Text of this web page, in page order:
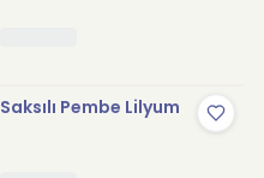
Saksılı Pembe Lilyum